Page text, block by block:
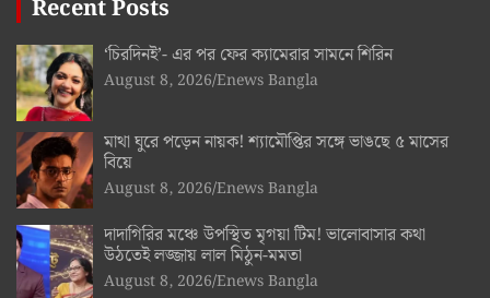
Recent Posts
‘চিরদিনই’- এর পর ফের ক্যামেরার সামনে শিরিন
August 8, 2026 Enews Bangla
মাথা ঘুরে পড়েন নায়ক! শ্যামৌপ্তির সঙ্গে ভাঙছে ৫ মাসের
বিয়ে
August 8, 2026 Enews Bangla
দাদাগিরির মঞ্চে উপস্থিত মৃগয়া টিম! ভালোবাসার কথা
উঠতেই লজ্জায় লাল মিঠুন-মমতা
August 8, 2026 Enews Bangla